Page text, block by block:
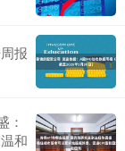
报
：
和